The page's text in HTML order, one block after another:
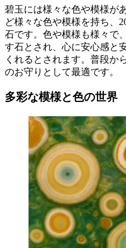
碧玉には様々な色や模様が
ど様々な色や模様を持ち、
石です。色や模様も様々で
す石とされ、心に安心感と
くれるとされます。普段か
のお守りとして最適です。
多彩な模様と色の世界